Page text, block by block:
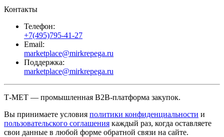
Контакты
Телефон:
+7(495)795-41-27
Email:
marketplace@mirkrepega.ru
Поддержка:
marketplace@mirkrepega.ru
Т-МЕТ — промышленная B2B-платформа закупок.
Вы принимаете условия политики конфиденциальности и
пользовательского соглашения каждый раз, когда оставляете
свои данные в любой форме обратной связи на сайте.